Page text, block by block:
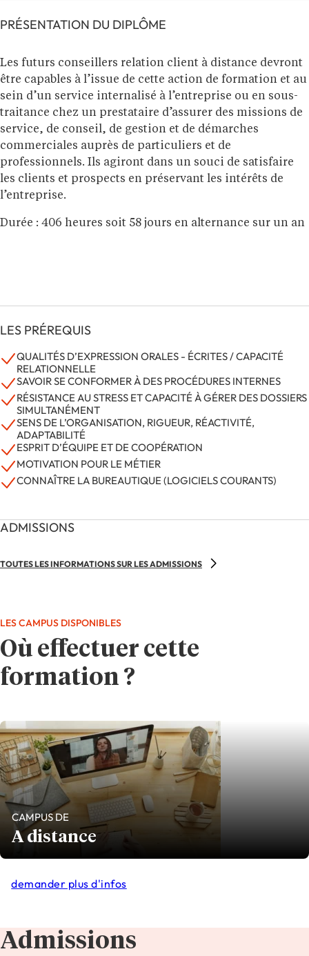
PRÉSENTATION DU DIPLÔME
Les futurs conseillers relation client à distance devront
être capables à l’issue de cette action de formation et au
sein d’un service internalisé à l’entreprise ou en sous-
traitance chez un prestataire d’assurer des missions de
service, de conseil, de gestion et de démarches
commerciales auprès de particuliers et de
professionnels. Ils agiront dans un souci de satisfaire
les clients et prospects en préservant les intérêts de
l’entreprise.
Durée : 406 heures soit 58 jours en alternance sur un an
LES PRÉREQUIS
QUALITÉS D’EXPRESSION ORALES - ÉCRITES / CAPACITÉ
RELATIONNELLE
SAVOIR SE CONFORMER À DES PROCÉDURES INTERNES
RÉSISTANCE AU STRESS ET CAPACITÉ À GÉRER DES DOSSIERS
SIMULTANÉMENT
SENS DE L’ORGANISATION, RIGUEUR, RÉACTIVITÉ,
ADAPTABILITÉ
ESPRIT D’ÉQUIPE ET DE COOPÉRATION
MOTIVATION POUR LE MÉTIER
CONNAÎTRE LA BUREAUTIQUE (LOGICIELS COURANTS)
ADMISSIONS
TOUTES LES INFORMATIONS SUR LES ADMISSIONS
Où effectuer cette
formation ?
LES CAMPUS DISPONIBLES
CAMPUS DE
A distance
demander plus d'infos
Admissions